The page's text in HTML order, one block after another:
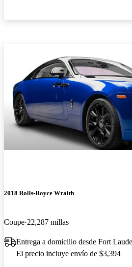
2018 Rolls-Royce Wraith
Coupe 22,287 millas
Entrega a domicilio desde Fort
El precio incluye envío de $3,394